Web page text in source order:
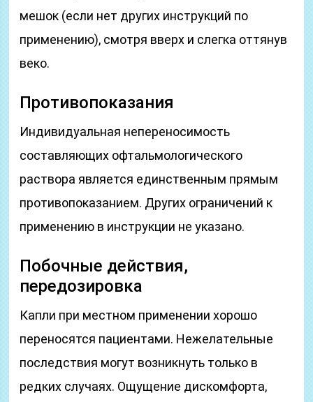
мешок (если нет других инструкций по
применению), смотря вверх и слегка оттянув
веко.
Противопоказания
Индивидуальная непереносимость
составляющих офтальмологического
раствора является единственным прямым
противопоказанием. Других ограничений к
применению в инструкции не указано.
Побочные действия,
передозировка
Капли при местном применении хорошо
переносятся пациентами. Нежелательные
последствия могут возникнуть только в
редких случаях. Ощущение дискомфорта,